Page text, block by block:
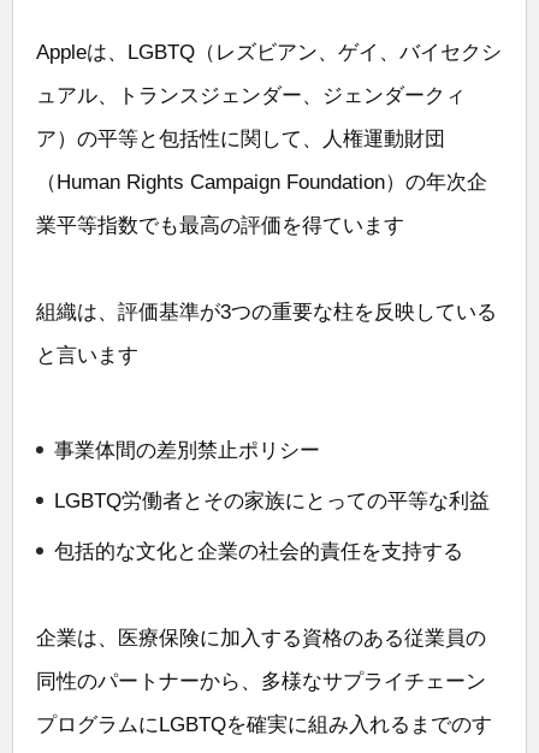
Appleは、LGBTQ（レズビアン、ゲイ、バイセクシ
ュアル、トランスジェンダー、ジェンダークィ
ア）の平等と包括性に関して、人権運動財団
（Human Rights Campaign Foundation）の年次企
業平等指数でも最高の評価を得ています
組織は、評価基準が3つの重要な柱を反映している
と言います
事業体間の差別禁止ポリシー
LGBTQ労働者とその家族にとっての平等な利益
包括的な文化と企業の社会的責任を支持する
企業は、医療保険に加入する資格のある従業員の
同性のパートナーから、多様なサプライチェーン
プログラムにLGBTQを確実に組み入れるまでのす